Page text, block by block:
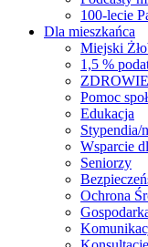
100-lecie
Dla mieszkańca
Miejski
1,5 %
Pomoc
Edukacja
Stypendia/
Wsparcie
Seniorzy
Ochrona